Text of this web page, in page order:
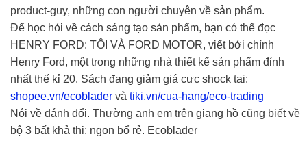
product-guy, những con người chuyên về sản phẩm.
Để học hỏi về cách sáng tạo sản phẩm, bạn có thể đọc
HENRY FORD: TÔI VÀ FORD MOTOR, viết bởi chính
Henry Ford, một trong những nhà thiết kế sản phẩm đỉnh
nhất thế kỉ 20. Sách đang giảm giá cực shock tại:
shopee.vn/ecoblader và tiki.vn/cua-hang/eco-trading
Nói về đánh đổi. Thường anh em trên giang hồ cũng biết về
bộ 3 bất khả thi: ngon bổ rẻ. Ecoblader